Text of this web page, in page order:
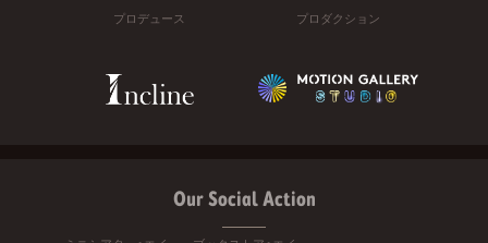
プロデュース プロダクション
Our Social Action